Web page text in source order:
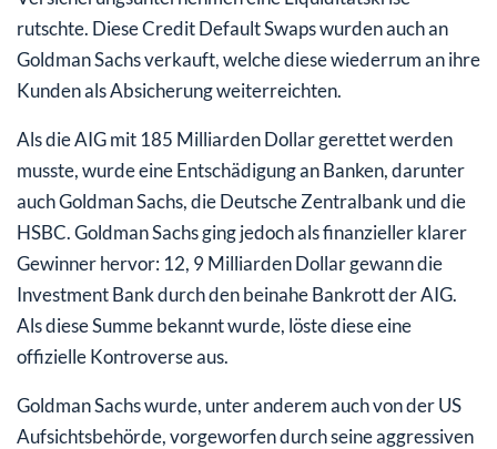
rutschte. Diese Credit Default Swaps wurden auch an
Goldman Sachs verkauft, welche diese wiederrum an ihre
Kunden als Absicherung weiterreichten.
Als die AIG mit 185 Milliarden Dollar gerettet werden
musste, wurde eine Entschädigung an Banken, darunter
auch Goldman Sachs, die Deutsche Zentralbank und die
HSBC. Goldman Sachs ging jedoch als finanzieller klarer
Gewinner hervor: 12, 9 Milliarden Dollar gewann die
Investment Bank durch den beinahe Bankrott der AIG.
Als diese Summe bekannt wurde, löste diese eine
offizielle Kontroverse aus.
Goldman Sachs wurde, unter anderem auch von der US
Aufsichtsbehörde, vorgeworfen durch seine aggressiven